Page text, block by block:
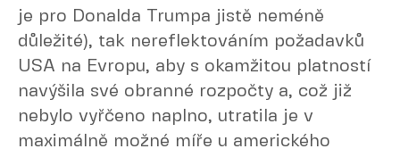
je pro Donalda Trumpa jistě neméně
důležité), tak nereflektováním požadavků
USA na Evropu, aby s okamžitou platností
navýšila své obranné rozpočty a, což již
nebylo vyřčeno naplno, utratila je v
maximálně možné míře u amerického